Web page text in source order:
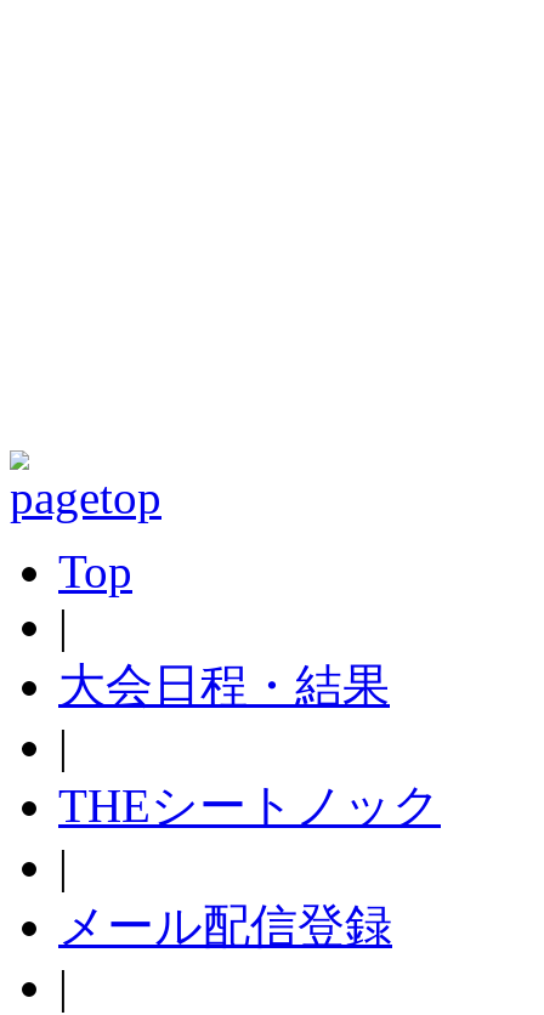
Top
|
大会日程・結果
|
THEシートノック
|
メール配信登録
|